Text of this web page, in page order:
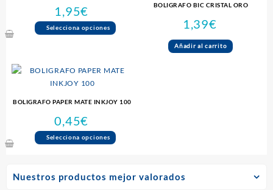
Nuestros productos mejor valorados
1,95€
Selecciona opciones
Este
opciones
elegir
página
BOLIGRAFO BIC CRISTAL ORO
1,39€
Añadir al carrito
BOLIGRAFO PAPER MATE INKJOY 100
0,45€
Selecciona opciones
Este
múltiples